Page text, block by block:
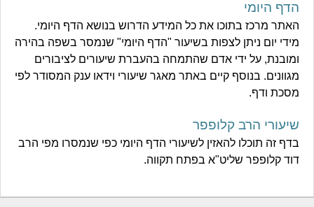
הדף היומי
האתר מרכז בתוכו את כל המידע הדרוש בנושא הדף היומי.
מידי יום ניתן לצפות בשיעור "הדף היומי" שנמסר בשפה בהירה
ומובנת, על ידי אדם שהתמחה בהעברת שיעורים לציבורים
מגוונים. בנוסף קיים באתר מאגר שיעורי וידאו ענק המסודר לפי
מסכת ודף.
שיעורי הרב קלופפר
בדף זה תוכלו להאזין לשיעורי הדף היומי כפי שנמסרו מפי הרב
דוד קלופפר שליט"א בפתח תקווה.